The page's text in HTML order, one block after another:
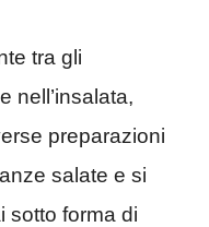
tra gli
nell’insalata,
preparazioni
salate e si
sotto forma di